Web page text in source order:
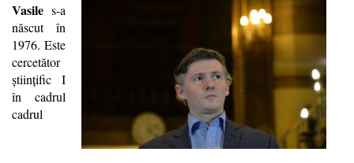
Vasile s-a
născut în
1976. Este
cercetător
ştiinţific I
în cadrul
cadrul